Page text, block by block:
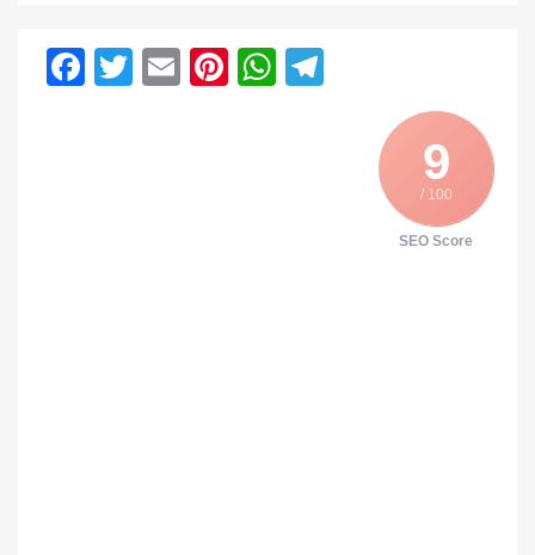
Facebook
Twitter
EmailPinterest
WhatsApp
9
/ 100
SEO Score